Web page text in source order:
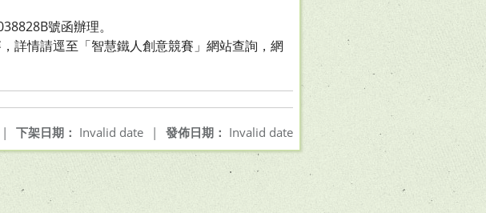
號函辦理。
詳情請逕至「智慧鐵人創意競賽」網站查詢，網
發佈日期： Invalid date
下架日期： Invalid date |
|